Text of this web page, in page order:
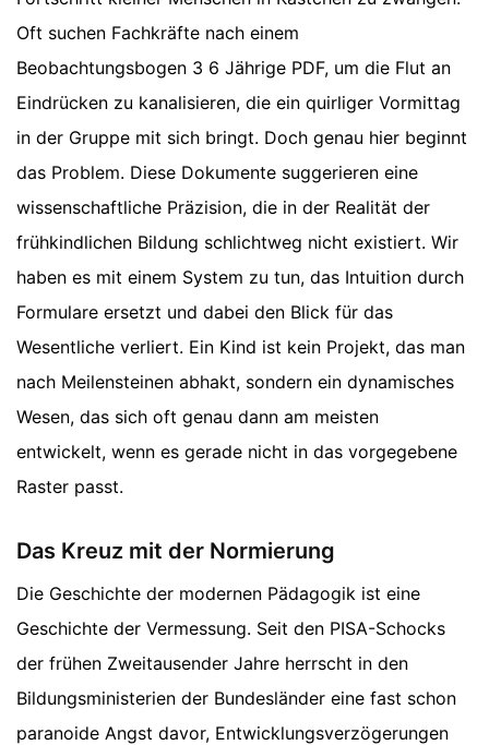
Oft suchen Fachkräfte nach einem
Beobachtungsbogen 3 6 Jährige PDF, um die Flut an
Eindrücken zu kanalisieren, die ein quirliger Vormittag
in der Gruppe mit sich bringt. Doch genau hier beginnt
das Problem. Diese Dokumente suggerieren eine
wissenschaftliche Präzision, die in der Realität der
frühkindlichen Bildung schlichtweg nicht existiert. Wir
haben es mit einem System zu tun, das Intuition durch
Formulare ersetzt und dabei den Blick für das
Wesentliche verliert. Ein Kind ist kein Projekt, das man
nach Meilensteinen abhakt, sondern ein dynamisches
Wesen, das sich oft genau dann am meisten
entwickelt, wenn es gerade nicht in das vorgegebene
Raster passt.
Das Kreuz mit der Normierung
Die Geschichte der modernen Pädagogik ist eine
Geschichte der Vermessung. Seit den PISA-Schocks
der frühen Zweitausender Jahre herrscht in den
Bildungsministerien der Bundesländer eine fast schon
paranoide Angst davor, Entwicklungsverzögerungen